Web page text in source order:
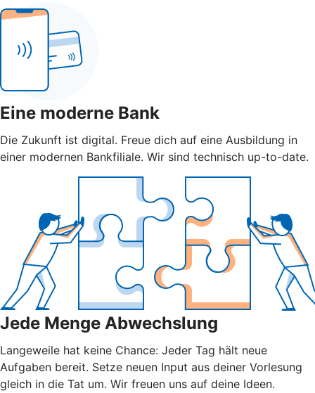
Eine moderne Bank
Die Zukunft ist digital. Freue dich auf eine Ausbildung in
einer modernen Bankfiliale. Wir sind technisch up-to-date.
Jede Menge Abwechslung
Langeweile hat keine Chance: Jeder Tag hält neue
Aufgaben bereit. Setze neuen Input aus deiner Vorlesung
gleich in die Tat um. Wir freuen uns auf deine Ideen.